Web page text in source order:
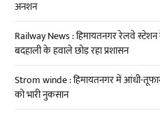
अनशन
Railway News : हिमायतनगर रेलवे स्टेशन
बदहाली के हवाले छोड़ रहा प्रशासन
Strom winde : हिमायतनगर में आंधी-
को भारी नुकसान